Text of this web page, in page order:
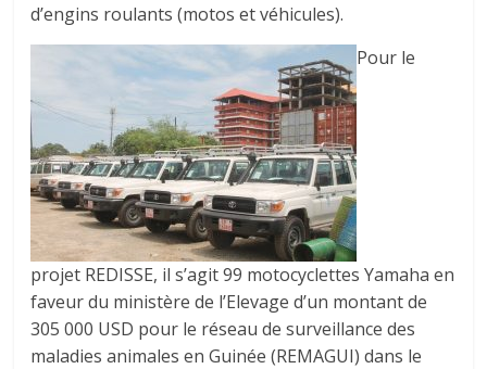
d’engins roulants (motos et véhicules).
Pour le
projet REDISSE, il s’agit 99 motocyclettes Yamaha en
faveur du ministère de l’Elevage d’un montant de
305 000 USD pour le réseau de surveillance des
maladies animales en Guinée (REMAGUI) dans le